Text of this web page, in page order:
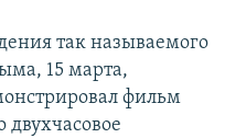
так называемого
15 марта,
фильм